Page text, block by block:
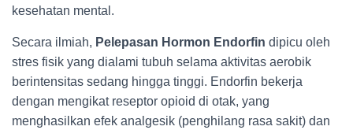
kesehatan mental.
Secara ilmiah, Pelepasan Hormon Endorfin dipicu oleh
stres fisik yang dialami tubuh selama aktivitas aerobik
berintensitas sedang hingga tinggi. Endorfin bekerja
dengan mengikat reseptor opioid di otak, yang
menghasilkan efek analgesik (penghilang rasa sakit) dan